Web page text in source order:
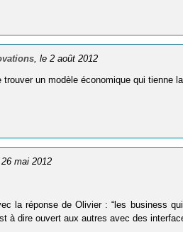
, le 2 août 2012
un modèle économique qui tienne
mai 2012
la réponse de Olivier : “les business
à dire ouvert aux autres avec des